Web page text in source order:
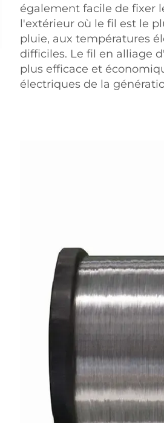
également facile de fixer
l'extérieur où le fil est le
pluie, aux températures
difficiles. Le fil en alliage
plus efficace et
électriques de la